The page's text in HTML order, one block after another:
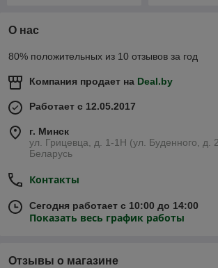
О нас
80% положительных из 10 отзывов за год
Компания продает на Deal.by
Работает с 12.05.2017
г. Минск
ул. Грицевца, д. 1-1Н (ул. Буденного, д.
Беларусь
Контакты
Сегодня работает с 10:00 до 14:00
Показать весь график работы
Отзывы о магазине